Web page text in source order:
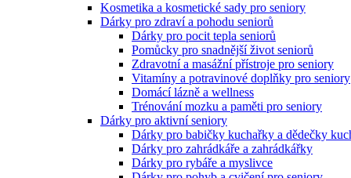
Kosmetika a kosmetické sady pro seniory
Dárky pro zdraví a pohodu seniorů
Dárky pro pocit tepla seniorů
Pomůcky pro snadnější život seniorů
Zdravotní a masážní přístroje pro seniory
Vitamíny a potravinové doplňky pro seniory
Domácí lázně a wellness
Trénování mozku a paměti pro seniory
Dárky pro aktivní seniory
Dárky pro babičky kuchařky a dědečky
Dárky pro zahrádkáře a zahrádkářky
Dárky pro rybáře a myslivce